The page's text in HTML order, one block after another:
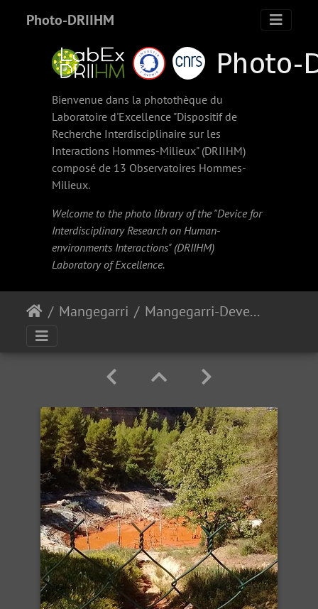
Photo-DRIIHM
Bienvenue dans la photothèque du
Laboratoire d'Excellence "Dispositif de
Recherche Interdisciplinaire sur les
Interactions Hommes-Milieux" (DRIIHM)
composé de 13 Observatoires Hommes-
Milieux.
Welcome to the photo library of the "Device for
Interdisciplinary Research on Human-
environments Interactions" (DRIIHM)
Laboratory of Excellence.
Mangegarri Mangegarri-Deversoir-11